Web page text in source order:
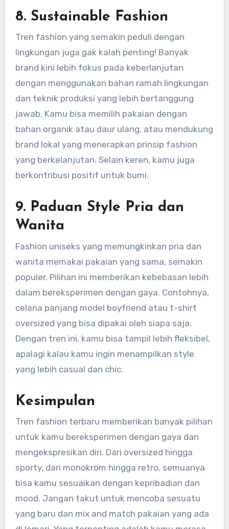
8. Sustainable Fashion
Tren fashion yang semakin peduli dengan
lingkungan juga gak kalah penting! Banyak
brand kini lebih fokus pada keberlanjutan
dengan menggunakan bahan ramah lingkungan
dan teknik produksi yang lebih bertanggung
jawab. Kamu bisa memilih pakaian dengan
bahan organik atau daur ulang, atau mendukung
brand lokal yang menerapkan prinsip fashion
yang berkelanjutan. Selain keren, kamu juga
berkontribusi positif untuk bumi.
9. Paduan Style Pria dan
Wanita
Fashion uniseks yang memungkinkan pria dan
wanita memakai pakaian yang sama, semakin
populer. Pilihan ini memberikan kebebasan lebih
dalam bereksperimen dengan gaya. Contohnya,
celana panjang model boyfriend atau t-shirt
oversized yang bisa dipakai oleh siapa saja.
Dengan tren ini, kamu bisa tampil lebih fleksibel,
apalagi kalau kamu ingin menampilkan style
yang lebih casual dan chic.
Kesimpulan
Tren fashion terbaru memberikan banyak pilihan
untuk kamu bereksperimen dengan gaya dan
mengekspresikan diri. Dari oversized hingga
sporty, dari monokrom hingga retro, semuanya
bisa kamu sesuaikan dengan kepribadian dan
mood. Jangan takut untuk mencoba sesuatu
yang baru dan mix and match pakaian yang ada